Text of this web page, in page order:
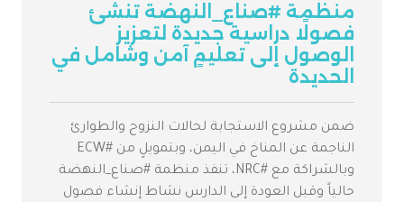
منظمة #صناع_النهضة تنشئ
فصولًا دراسية جديدة لتعزيز
الوصول إلى تعليمٍ آمن وشامل في
الحديدة
ضمن مشروع الاستجابة لحالات النزوح والطوارئ
الناجمة عن المناخ في اليمن، وبتمويلٍ من #ECW
وبالشراكة مع #NRC، تنفذ منظمة #صناع_النهضة
حالياً وقبل العودة إلى الدارس نشاط إنشاء فصول